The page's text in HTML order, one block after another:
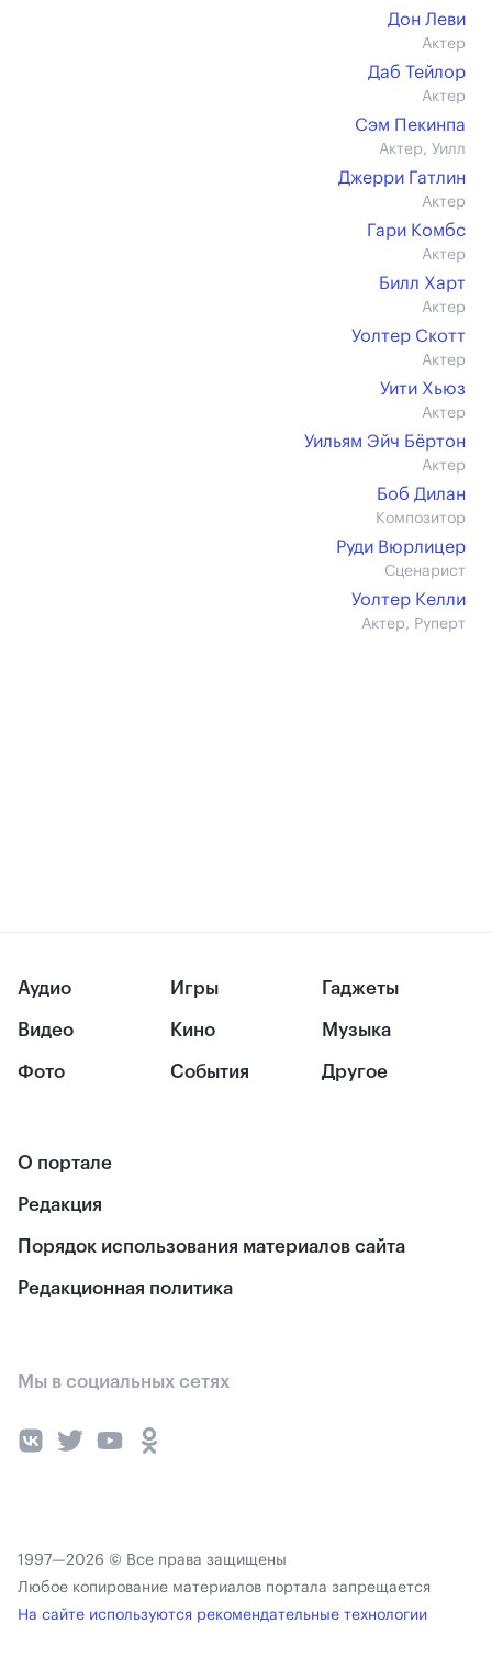
Дон Леви
Актер
Даб Тейлор
Актер
Сэм Пекинпа
Актер, Уилл
Джерри Гатлин
Актер
Гари Комбс
Актер
Билл Харт
Актер
Уолтер Скотт
Актер
Уити Хьюз
Актер
Уильям Эйч Бёртон
Актер
Боб Дилан
Композитор
Руди Вюрлицер
Сценарист
Уолтер Келли
Актер, Руперт
Аудио
Видео
Фото
Игры
Кино
События
Гаджеты
Музыка
Другое
О портале
Редакция
Порядок использования материалов сайта
Редакционная политика
Мы в социальных сетях
1997—2026 © Все права защищены
Любое копирование материалов портала запрещается
На сайте используются рекомендательные технологии